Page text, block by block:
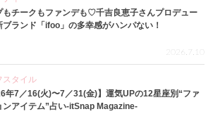
もチークもファンデも♡千吉良恵子さんプロデュー
ブランド「ifoo」の多幸感がハンパない！
2026.7.10
スタイル
年7／16(火)〜7／31(金)】運気UPの12星座別“ファ
ンアイテム”占い-itSnap Magazine-